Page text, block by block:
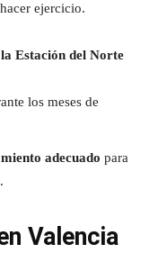
ejercicio.
Estación del Norte
los meses de
adecuado para
Valencia